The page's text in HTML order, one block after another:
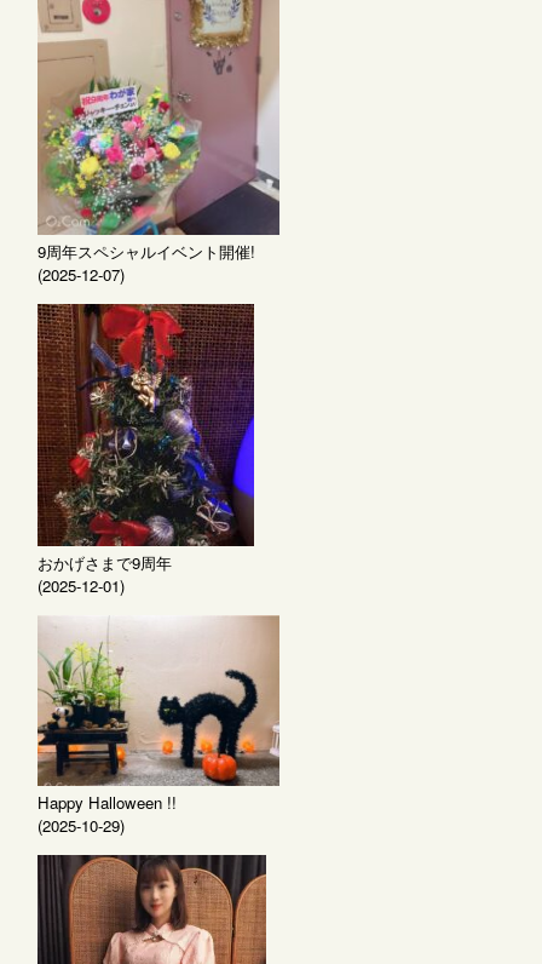
9周年スペシャルイベント開催!
(2025-12-07)
おかげさまで9周年
(2025-12-01)
Happy Halloween !!
(2025-10-29)